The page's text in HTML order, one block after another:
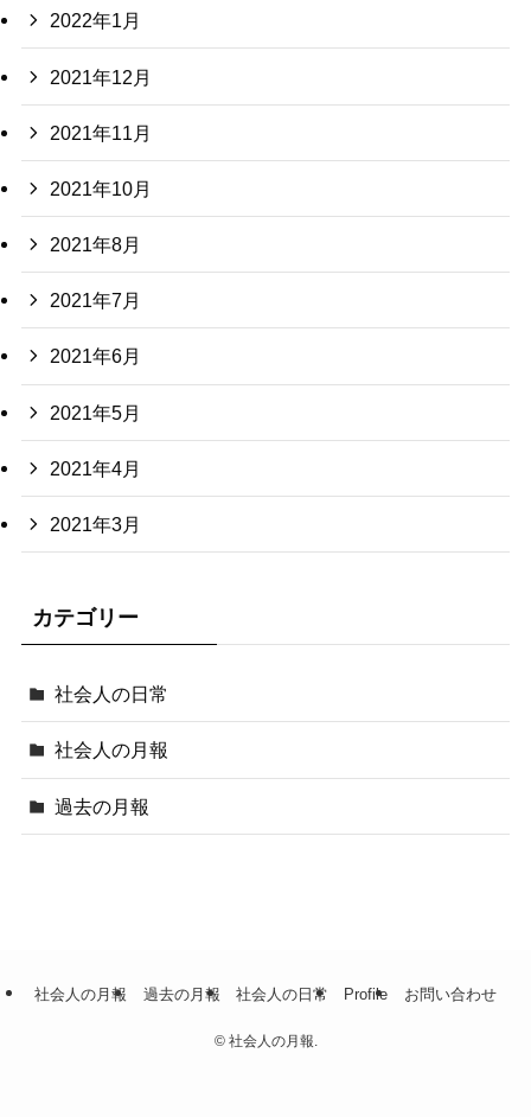
2022年1月
2021年12月
2021年11月
2021年10月
2021年8月
2021年7月
2021年6月
2021年5月
2021年4月
2021年3月
カテゴリー
社会人の日常
社会人の月報
過去の月報
社会人の月報 過去の月報 社会人の日常 Profile お問い合わせ
©社会人の月報.